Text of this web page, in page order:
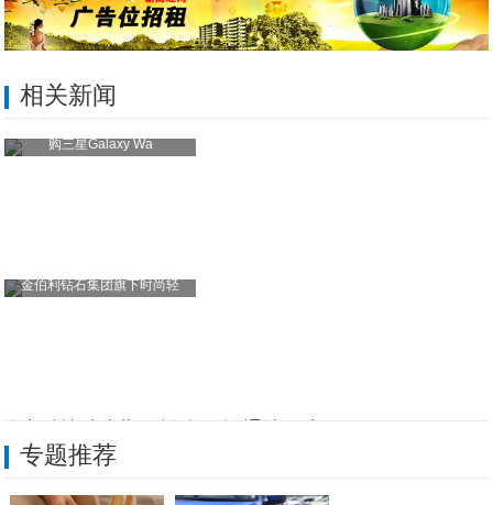
相关新闻
购三星Galaxy Wa
金伯利钻石集团旗下时尚轻
滁州律师事务所排名：安徽亭城律师事务所实
专题推荐